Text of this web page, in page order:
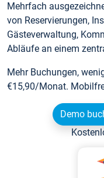
Mehrfach
von Reservierungen,
Gästeverwaltung,
Abläufe an einem
Mehr Buchungen,
€15,90/Monat.
Demo